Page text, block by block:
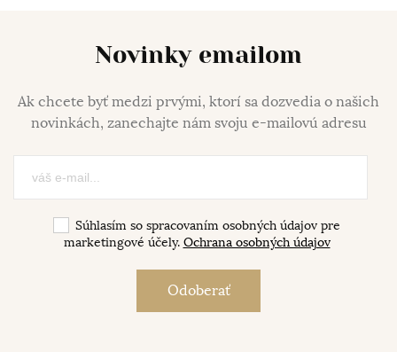
Novinky emailom
Ak chcete byť medzi prvými, ktorí sa dozvedia o našich
novinkách, zanechajte nám svoju e-mailovú adresu
Súhlasím so spracovaním osobných údajov pre
marketingové účely. Ochrana osobných údajov